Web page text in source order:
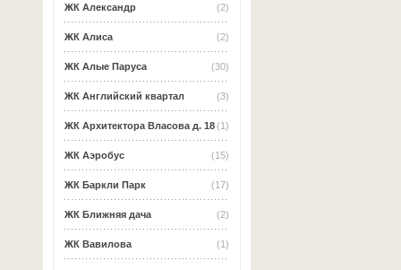
(2)
ЖК Александр
(2)
ЖК Алиса
(30)
ЖК Алые Паруса
(3)
ЖК Английский квартал
(1)
ЖК Архитектора Власова д. 18
(15)
ЖК Аэробус
(17)
ЖК Баркли Парк
(2)
ЖК Ближняя дача
(1)
ЖК Вавилова